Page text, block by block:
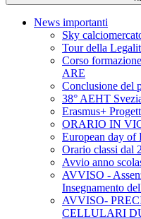
News importanti
Sky
Tour della
Corso
ARE
Conclusione del
38° AEHT
Erasmus+
ORARIO IN
European day of
Orario classi dal
Avvio anno
AVVISO -
Insegnamento
AVVISO-
CELLULARI